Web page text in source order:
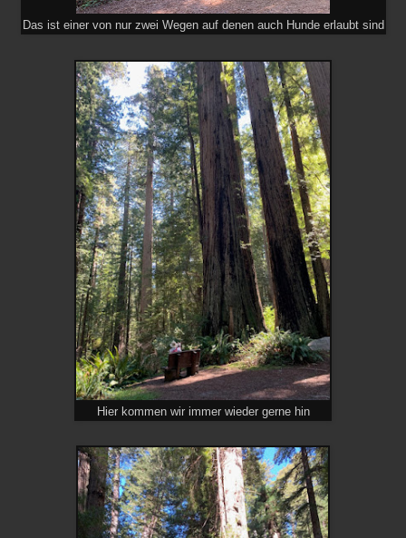
Das ist einer von nur zwei Wegen auf denen auch Hunde erlaubt sind
Hier kommen wir immer wieder gerne hin